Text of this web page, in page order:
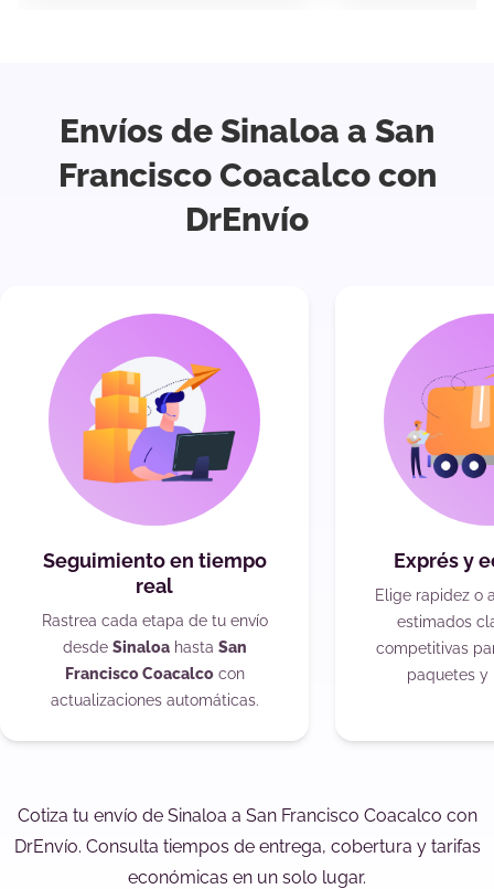
Envíos de Sinaloa a San
Francisco Coacalco con
DrEnvío
Seguimiento en tiempo
real
Rastrea cada etapa de tu envío
desde Sinaloahasta San
Francisco Coacalcocon
actualizaciones automáticas.
Exprés y
Elige rapidez o
estimados
competitivas
paquetes y
Cotiza tu envío de Sinaloa a San Francisco Coacalco con
DrEnvío. Consulta tiempos de entrega, cobertura y tarifas
económicas en un solo lugar.